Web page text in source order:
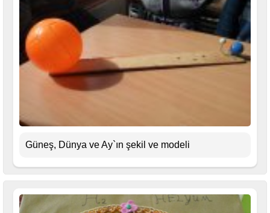
Güneş, Dünya ve Ay`ın şekil ve modeli